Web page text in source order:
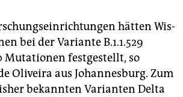
hätten Wis­
bei der Variante B.1.1.529
Mutationen festgestellt, so
Oliveira aus Johannesburg. Zum
bekannten Varianten Delta